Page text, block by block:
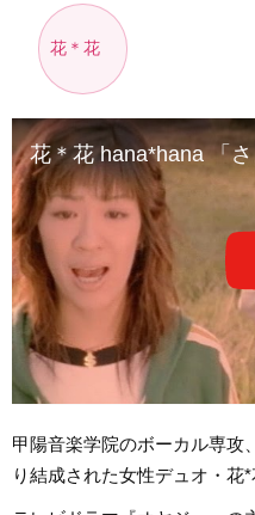
花＊花
花＊花 hana*hana 「
甲陽音楽学院のボーカル専攻
り結成された女性デュオ・花